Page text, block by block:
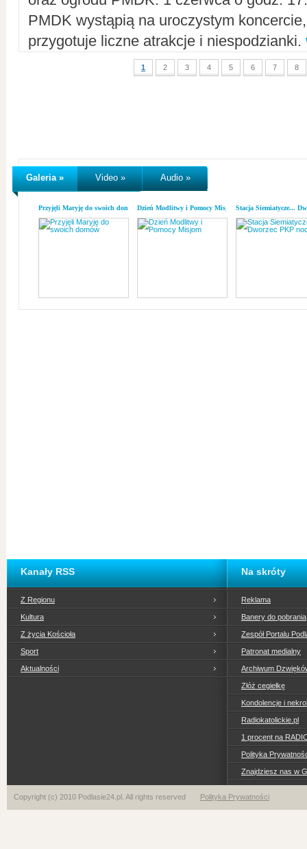
PMDK wystąpią na uroczystym
przygotuje liczne atrakcje i niespodzianki.
1 2 3 4 5 6 7 8
Galeria » Video » Audio »
Przyjęli Maryję do swoich domówDzień Modlitwy i Pomocy MisjomStacja Siemiatycze...
Kanały RSS
Z Regionu
Kultura
Z życia Kościoła
Sport
Aktualności
Na skróty
Reklama
Banery do pobrania
Zespół Portalu
Patronat medialny
Archiwum
Złóż cegiełkę
Kondolencje i
Radiokatolickie.pl
1 procent na
Polityka
Znajdziesz nas w
Copyright (c) 2010 Podlasie24.pl. All rights reserved Polityka Prywatności